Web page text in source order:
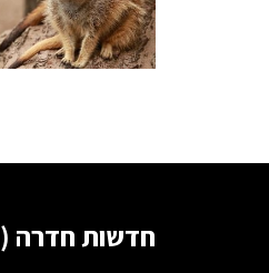
חדשות חדרה (Hadera News)